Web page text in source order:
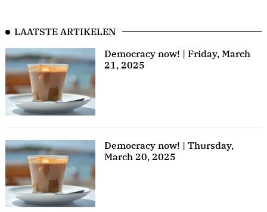
LAATSTE ARTIKELEN
Democracy now! | Friday, March
21, 2025
Democracy now! | Thursday,
March 20, 2025